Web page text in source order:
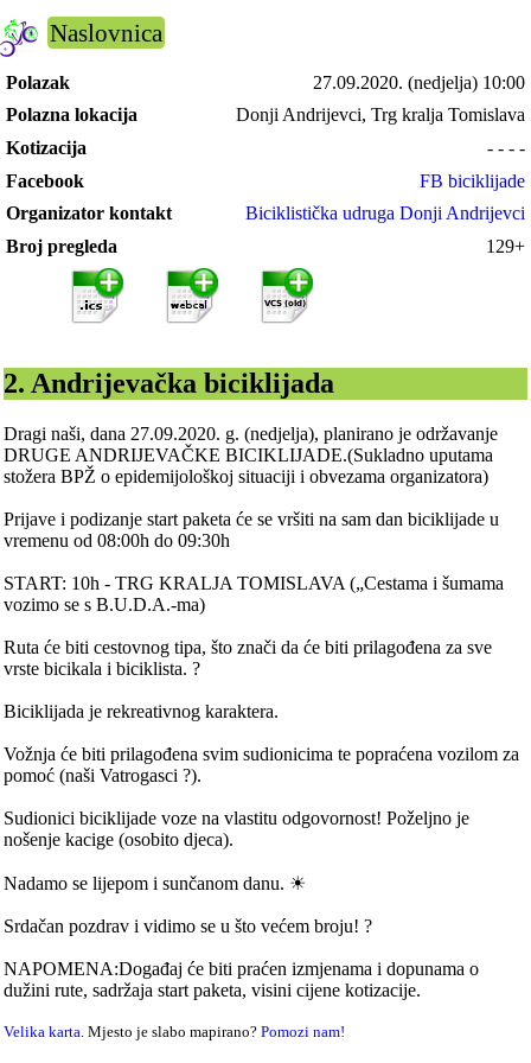
Naslovnica
Polazak 27.09.2020. (nedjelja) 10:00
Polazna lokacija
Donji Andrijevci, Trg kralja Tomislava
Kotizacija
- - - -
Facebook
FB biciklijade
Organizator kontakt
Biciklistička udruga Donji Andrijevci
Broj pregleda
129+
2. Andrijevačka biciklijada
Dragi naši, dana 27.09.2020. g. (nedjelja), planirano je održavanje
DRUGE ANDRIJEVAČKE BICIKLIJADE.(Sukladno uputama
stožera BPŽ o epidemijološkoj situaciji i obvezama organizatora)
Prijave i podizanje start paketa će se vršiti na sam dan biciklijade u
vremenu od 08:00h do 09:30h
START: 10h - TRG KRALJA TOMISLAVA („Cestama i šumama
vozimo se s B.U.D.A.-ma)
Ruta će biti cestovnog tipa, što znači da će biti prilagođena za sve
vrste bicikala i biciklista. ?
Biciklijada je rekreativnog karaktera.
Vožnja će biti prilagođena svim sudionicima te popraćena vozilom za
pomoć (naši Vatrogasci ?).
Sudionici biciklijade voze na vlastitu odgovornost! Poželjno je
nošenje kacige (osobito djeca).
Nadamo se lijepom i sunčanom danu. ☀
Srdačan pozdrav i vidimo se u što većem broju! ?
NAPOMENA:Događaj će biti praćen izmjenama i dopunama o
dužini rute, sadržaja start paketa, visini cijene kotizacije.
Velika karta . Mjesto je slabo mapirano?Pomozi nam!